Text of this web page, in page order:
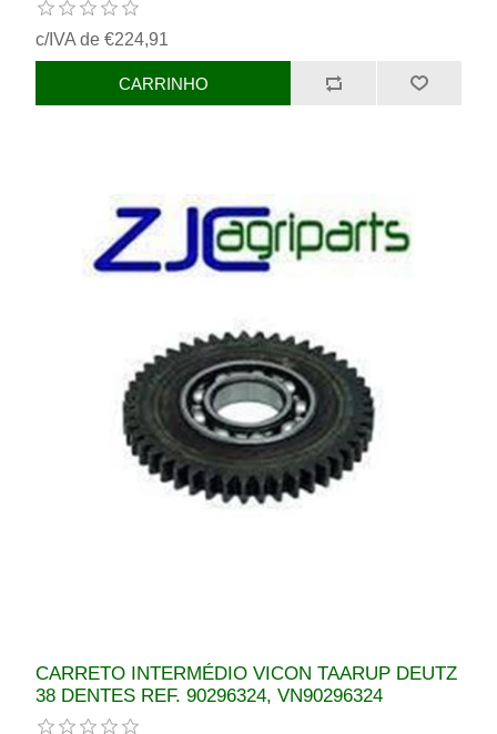
c/IVA de €224,91
CARRETO INTERMÉDIO VICON TAARUP DEUTZ
38 DENTES REF. 90296324, VN90296324